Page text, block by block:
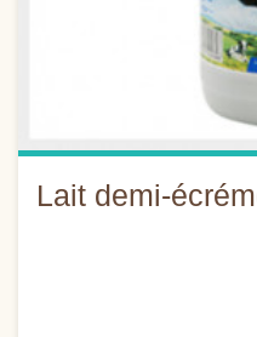
Lait demi-